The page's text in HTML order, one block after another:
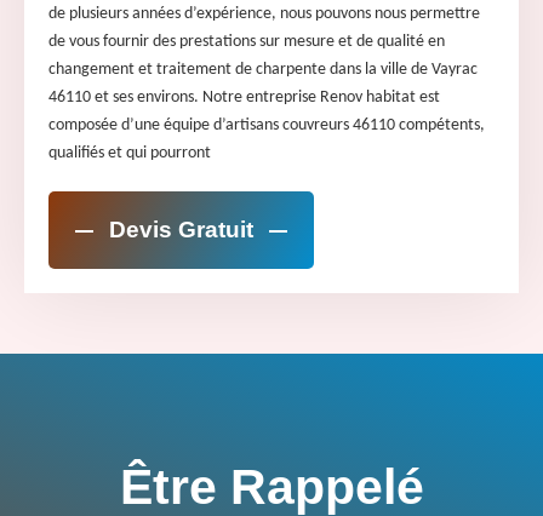
de plusieurs années d’expérience, nous pouvons nous permettre
de vous fournir des prestations sur mesure et de qualité en
changement et traitement de charpente dans la ville de Vayrac
46110 et ses environs. Notre entreprise Renov habitat est
composée d’une équipe d’artisans couvreurs 46110 compétents,
qualifiés et qui pourront
Devis Gratuit
Être Rappelé